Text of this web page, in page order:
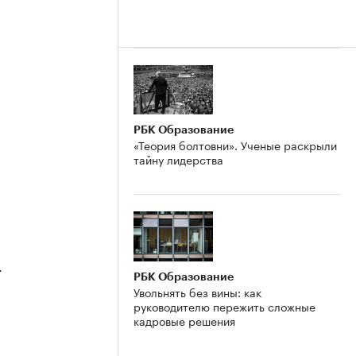
РБК Образование
«Теория болтовни». Ученые раскрыли
тайну лидерства
РБК Образование
Увольнять без вины: как
руководителю пережить сложные
кадровые решения